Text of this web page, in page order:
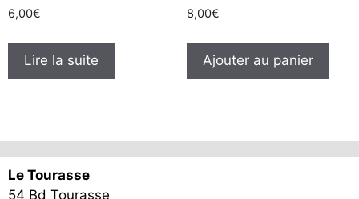
6,00€
Lire la suite
8,00€
Ajouter au panier
Le Tourasse
54 Bd Tourasse